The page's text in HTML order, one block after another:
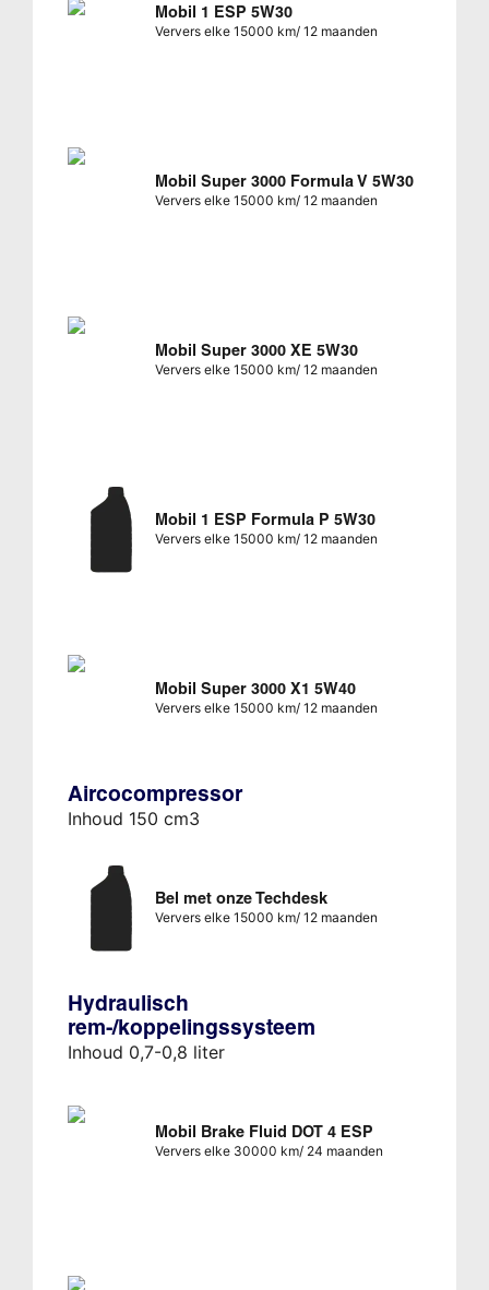
Mobil 1 ESP 5W30
Ververs elke 15000 km/ 12 maanden
Mobil Super 3000 Formula V 5W30
Ververs elke 15000 km/ 12 maanden
Mobil Super 3000 XE 5W30
Ververs elke 15000 km/ 12 maanden
Mobil 1 ESP Formula P 5W30
Ververs elke 15000 km/ 12 maanden
Mobil Super 3000 X1 5W40
Ververs elke 15000 km/ 12 maanden
Aircocompressor
Inhoud 150 cm3
Bel met onze Techdesk
Ververs elke 15000 km/ 12 maanden
Hydraulisch
rem-/koppelingssysteem
Inhoud 0,7-0,8 liter
Mobil Brake Fluid DOT 4 ESP
Ververs elke 30000 km/ 24 maanden